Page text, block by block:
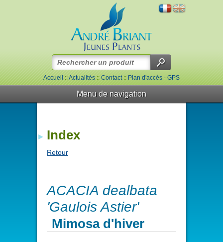
Accueil::Actualités::Contact::Plan d'accès - GPS
Menu de navigation
Index
Retour
ACACIA dealbata
'Gaulois Astier'
Mimosa d'hiver